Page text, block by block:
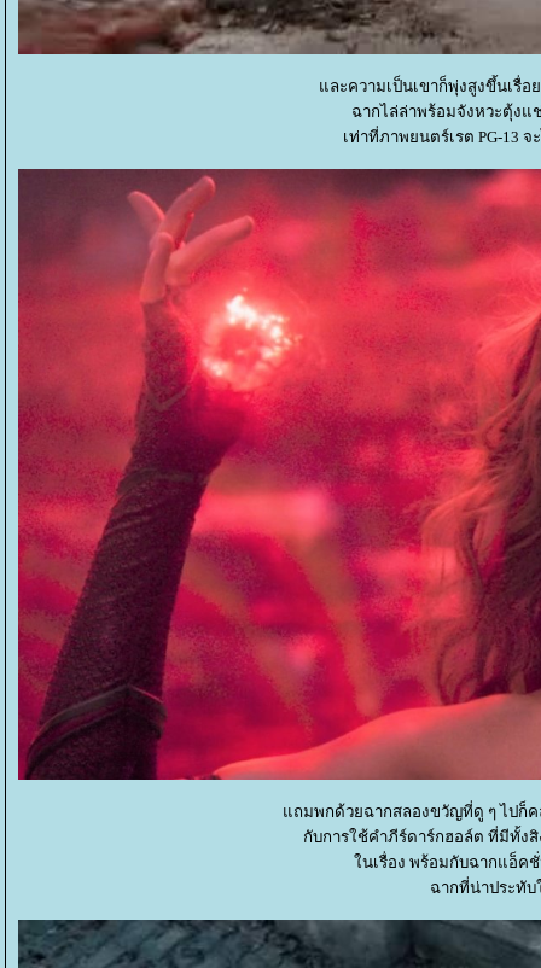
ละความเป็นเขาก็พุ่งสูงขึ้นเรื่อ
ฉากไล่ล่าพร้อมจังหวะตุ้งแ
เท่าที่ภาพยนตร์เรต PG-13
ถมพกด้วยฉากสลองขวัญที่ดู ๆ ไปก็ค
กับการใช้คำภีร์ดาร์กฮอล์ต ที่มีทั้ง
นเรื่อง พร้อมกับฉากแอ็ค
ฉากที่น่าประทับ